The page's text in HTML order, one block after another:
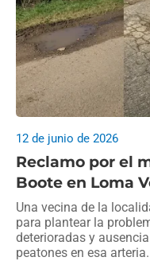
Reclamo por el
Boote en Loma
12 de junio de 2026
Una vecina de la
para plantear la
deterioradas y
peatones en esa arteria.